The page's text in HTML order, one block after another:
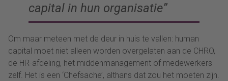
capital in hun organisatie”
Om maar meteen met de deur in huis te vallen: human
capital moet niet alleen worden overgelaten aan de CHRO,
de HR-afdeling, het middenmanagement of medewerkers
zelf. Het is een ‘Chefsache’, althans dat zou het moeten zijn.